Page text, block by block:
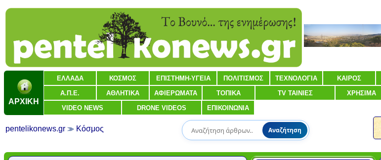
ΑΡΧΙΚΗ
ΕΛΛΑΔΑ ΚΟΣΜΟΣ ΕΠΙΣΤΗΜΗ-ΥΓΕΙΑ ΠΟΛΙΤΙΣΜΟΣ ΤΕΧΝΟΛΟΓΙΑ ΚΑΙΡΟΣ
Α.Π.Ε. ΑΘΛΗΤΙΚΑ ΑΦΙΕΡΩΜΑΤΑ ΤΟΠΙΚΑ TV ΤΑΙΝΙΕΣ ΧΡΗΣΙΜΑ
VIDEO NEWS DRONE VIDEOS ΕΠΙΚΟΙΝΩΝΙΑ
pentelikonews.gr Κόσμος Αναζήτηση